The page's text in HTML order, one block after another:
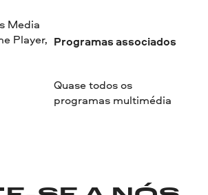
Media
Player, Programas associados
Quase todos os
programas multimédia